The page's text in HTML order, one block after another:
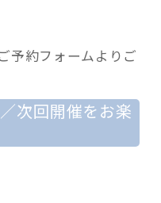
予約フォームよりご
次回開催をお楽